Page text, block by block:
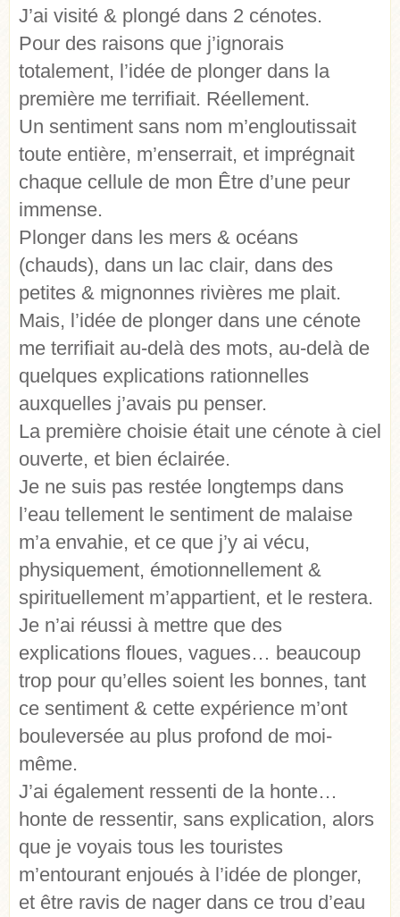
J’ai visité & plongé dans 2 cénotes.
Pour des raisons que j’ignorais
totalement, l’idée de plonger dans la
première me terrifiait. Réellement.
Un sentiment sans nom m’engloutissait
toute entière, m’enserrait, et imprégnait
chaque cellule de mon Être d’une peur
immense.
Plonger dans les mers & océans
(chauds), dans un lac clair, dans des
petites & mignonnes rivières me plait.
Mais, l’idée de plonger dans une cénote
me terrifiait au-delà des mots, au-delà de
quelques explications rationnelles
auxquelles j’avais pu penser.
La première choisie était une cénote à ciel
ouverte, et bien éclairée.
Je ne suis pas restée longtemps dans
l’eau tellement le sentiment de malaise
m’a envahie, et ce que j’y ai vécu,
physiquement, émotionnellement &
spirituellement m’appartient, et le restera.
Je n’ai réussi à mettre que des
explications floues, vagues… beaucoup
trop pour qu’elles soient les bonnes, tant
ce sentiment & cette expérience m’ont
bouleversée au plus profond de moi-
même.
J’ai également ressenti de la honte…
honte de ressentir, sans explication, alors
que je voyais tous les touristes
m’entourant enjoués à l’idée de plonger,
et être ravis de nager dans ce trou d’eau